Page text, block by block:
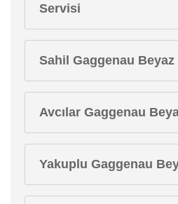
Servisi
Sahil Gaggenau
Avcılar Gaggenau
Yakuplu Gaggenau